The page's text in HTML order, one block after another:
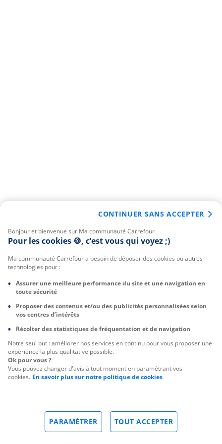
Bonjour et bienvenue sur Ma communauté Carrefour
Pour les cookies 🍪, c’est vous qui voyez ;)
Ma communauté Carrefour a besoin de déposer des cookies ou autres
technologies pour :
Assurer une meilleure performance du site et une navigation en
toute sécurité
Proposer des contenus et/ou des publicités personnalisées selon
vos centres d’intérêts
Récolter des statistiques de fréquentation et de navigation
Notre seul but : améliorer nos services en continu pour vous proposer une
expérience la plus qualitative possible.
Ok pour vous ?
Vous pouvez changer d'avis à tout moment en paramétrant vos
cookies. En savoir plus sur notre politique de cookies
TOUT ACCEPTER
PARAMÉTRER
CONTINUER SANS ACCEPTER